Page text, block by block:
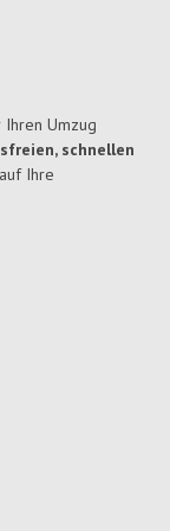
Umzug
schnellen
Ihre